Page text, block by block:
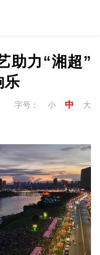
助力“湘超”
乐
字号： 小 中 大